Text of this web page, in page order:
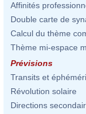
Affinités
Double carte de
Calcul du thème
Thème mi-espace
Prévisions
Transits et
Révolution solaire
Directions